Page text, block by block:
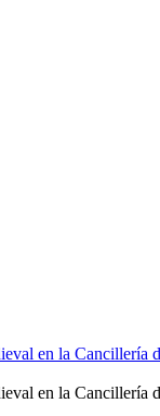
en la Cancillería
en la Cancillería